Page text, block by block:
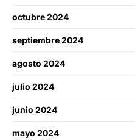
octubre 2024
septiembre 2024
agosto 2024
julio 2024
junio 2024
mayo 2024